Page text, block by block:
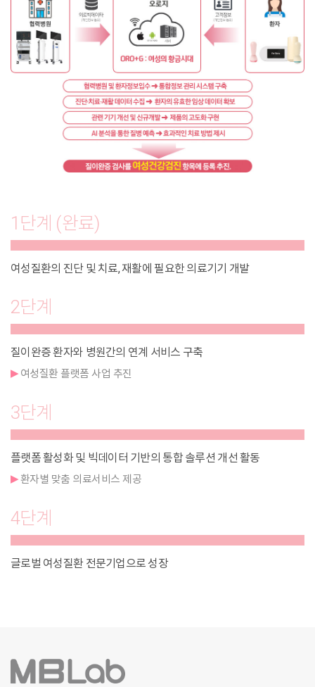
1단계 (완료)
여성질환의 진단 및 치료, 재활에 필요한 의료기기 개발
2단계
질이완증 환자와 병원간의 연계 서비스 구축
여성질환 플랫폼 사업 추진
3단계
플랫폼 활성화 및 빅데이터 기반의 통합 솔루션 개선 활동
환자별 맞춤 의료서비스 제공
4단계
글로벌 여성질환 전문기업으로 성장